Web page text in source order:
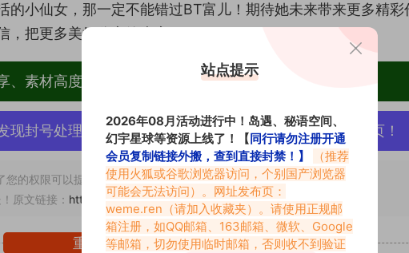
的小仙女，那一定不能错过BT富儿！期待她未来带来更多精彩
把更多美好分享给大家！
、素材高度去重复、逐一归档方便收藏！
现封号处理，素材资源无露点、需求请绕道，关闭本站网页！
您的权限可以提交工单处理。
原文链接： https://www.vmiba.com/19035.html
重要声明
站点提示
2026年08月活动进行中！岛遇、秘语空间、
幻宇星球等资源上线了！【 同行请勿注册开通
会员复制链接外搬，查到直接封禁！】
（推荐
使用火狐或谷歌浏览器访问，个别国产浏览器
可能会无法访问）。网址发布页：
weme.ren （请加入收藏夹）。请使用正规邮
箱注册，如QQ邮箱、163邮箱、微软、Google
等邮箱，切勿使用临时邮箱，否则收不到验证